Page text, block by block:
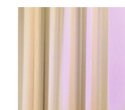
Show larger